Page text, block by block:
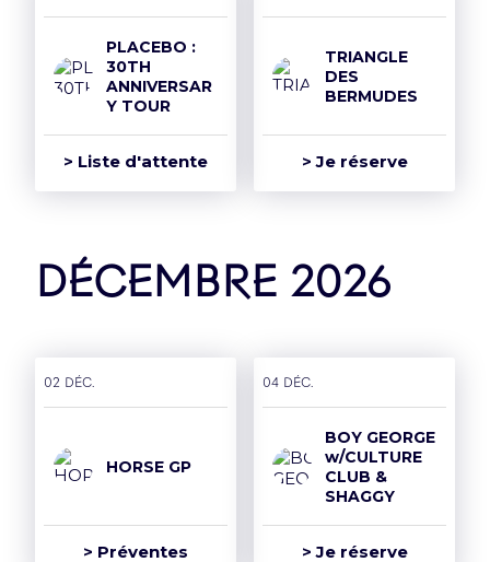
PLACEBO :
30TH
ANNIVERSAR
Y TOUR
> Liste d'attente
TRIANGLE
DES
BERMUDES
> Je réserve
décembre 2026
02 déc.
HORSE GP
> Préventes
04 déc.
BOY GEORGE
w/CULTURE
CLUB &
SHAGGY
> Je réserve